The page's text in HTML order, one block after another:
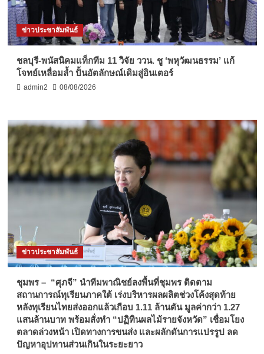
ข่าวประชาสัมพันธ์
ชลบุรี-พนัสนิคมแท็กทีม 11 วิจัย ววน. ชู ‘พหุวัฒนธรรม’ แก้
โจทย์เหลื่อมล้ำ ปั้นอัตลักษณ์เดิมสู่อินเตอร์
admin2 08/08/2026
ข่าวประชาสัมพันธ์
ชุมพร – “ศุภจี” นำทีมพาณิชย์ลงพื้นที่ชุมพร ติดตาม
สถานการณ์ทุเรียนภาคใต้ เร่งบริหารผลผลิตช่วงโค้งสุดท้าย
หลังทุเรียนไทยส่งออกแล้วเกือบ 1.11 ล้านตัน มูลค่ากว่า 1.27
แสนล้านบาท พร้อมสั่งทำ “ปฏิทินผลไม้รายจังหวัด” เชื่อมโยง
ตลาดล่วงหน้า เปิดทางการขนส่ง และผลักดันการแปรรูป ลด
ปัญหาอุปทานส่วนเกินในระยะยาว